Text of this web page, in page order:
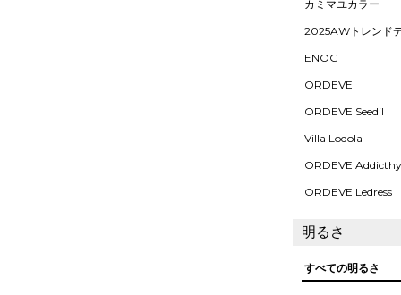
カミマユカラー
2025AWトレンド
ENOG
ORDEVE
ORDEVE Seedil
Villa Lodola
ORDEVE Addicthy
ORDEVE Ledress
明るさ
すべての明るさ